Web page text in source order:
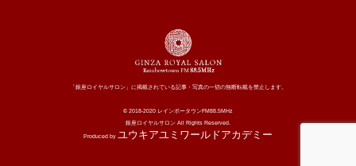
「銀座ロイヤルサロン」に掲載されている記事・写真の一切の無断転載を禁止します。
© 2018-2020 レインボータウンFM88.5MHz
銀座ロイヤルサロン All Rights Reserved.
Produced by ユウキアユミワールドアカデミー